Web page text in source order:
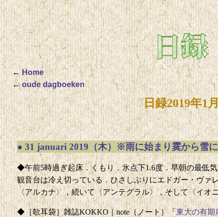
←Home
←oude dagboeken
日録2019年
● 31 januari 2019（木）※雨に始まり霙から雪に
◆午前5時過ぎ起床．くもり．氷点下1.6度．早朝の最低
観音台は冷え切っている．ひさしぶりにエドガー・ヴァ
〈アルカナ〉，続いて〈アンテグラル〉，そして〈イオ
◆［欹耳袋］雑誌KOKKO｜note（ノート）「東大の有期